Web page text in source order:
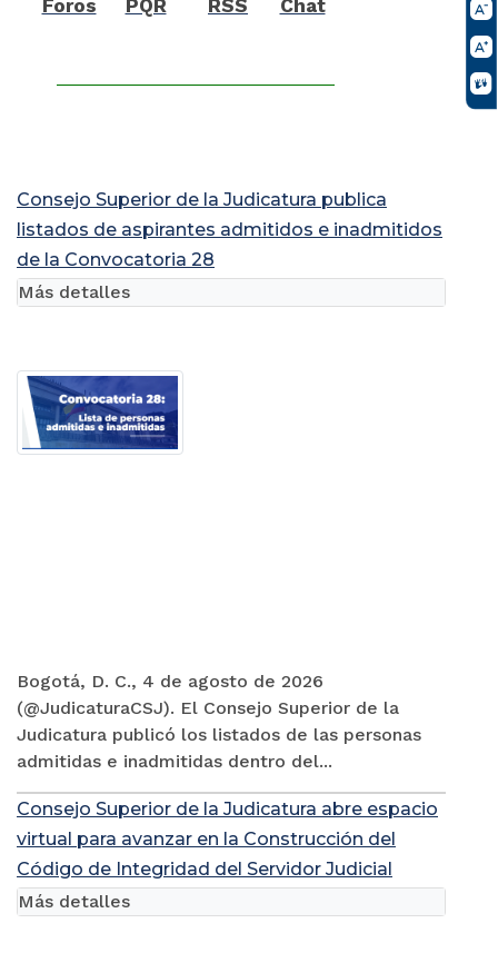
Foros PQR RSS Chat
Consejo Superior de la Judicatura publica
listados de aspirantes admitidos e inadmitidos
de la Convocatoria 28
Bogotá, D. C., 4 de agosto de 2026
(@JudicaturaCSJ). El Consejo Superior de la
Judicatura publicó los listados de las personas
admitidas e inadmitidas dentro del...
Más detalles
Consejo Superior de la Judicatura abre espacio
virtual para avanzar en la Construcción del
Código de Integridad del Servidor Judicial
Más detalles